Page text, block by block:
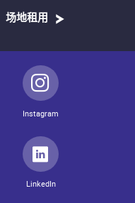
场地租用
Instagram
LinkedIn